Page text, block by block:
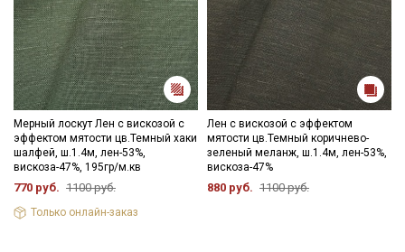
Мерный лоскут Лен с вискозой с
эффектом мятости цв.Темный хаки
шалфей, ш.1.4м, лен-53%,
вискоза-47%, 195гр/м.кв
770 руб. 1100 руб.
Только онлайн-заказ
Лен с вискозой с эффектом
мятости цв.Темный коричнево-
зеленый меланж, ш.1.4м, лен-53%,
вискоза-47%
880 руб. 1100 руб.